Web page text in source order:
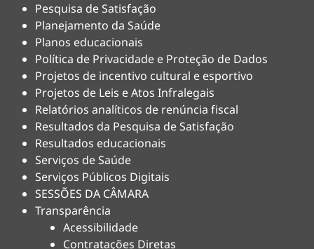
Pesquisa de Satisfação
Planejamento da Saúde
Planos educacionais
Política de Privacidade e Proteção de Dados
Projetos de incentivo cultural e esportivo
Projetos de Leis e Atos Infralegais
Relatórios analíticos de renúncia fiscal
Resultados da Pesquisa de Satisfação
Resultados educacionais
Serviços de Saúde
Serviços Públicos Digitais
SESSÕES DA CÂMARA
Transparência
Acessibilidade
Contratações Diretas